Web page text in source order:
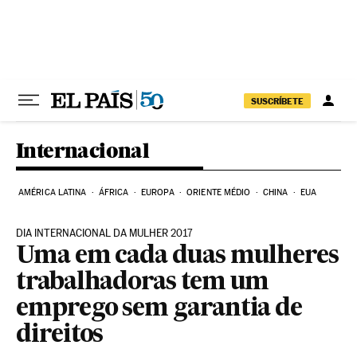
SUSCRÍBETE
Internacional
AMÉRICA LATINA ÁFRICA EUROPA ORIENTE MÉDIO CHINA EUA
DIA INTERNACIONAL DA MULHER 2017
Uma em cada duas mulheres
trabalhadoras tem um
emprego sem garantia de
direitos